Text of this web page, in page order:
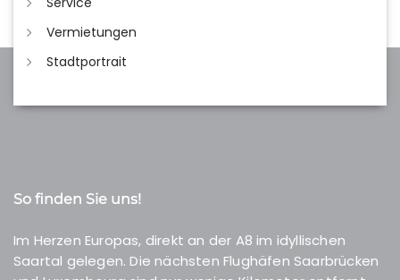
Vermietungen
Stadtportrait
So finden Sie uns!
Im Herzen Europas, direkt an der A8 im idyllischen
Saartal gelegen. Die nächsten Flughäfen Saarbrücken